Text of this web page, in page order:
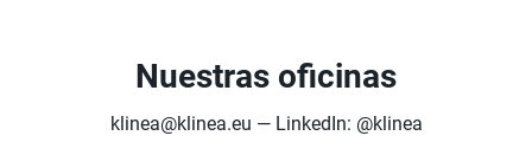
Nuestras oficinas
klinea@klinea.eu — LinkedIn: @klinea